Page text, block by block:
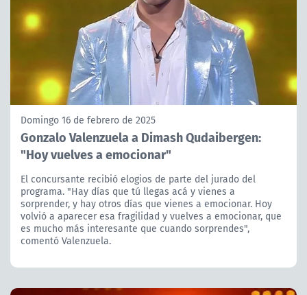
Domingo 16 de febrero de 2025
Gonzalo Valenzuela a Dimash Qudaibergen:
"Hoy vuelves a emocionar"
El concursante recibió elogios de parte del jurado del
programa. "Hay días que tú llegas acá y vienes a
sorprender, y hay otros días que vienes a emocionar. Hoy
volvió a aparecer esa fragilidad y vuelves a emocionar, que
es mucho más interesante que cuando sorprendes",
comentó Valenzuela.